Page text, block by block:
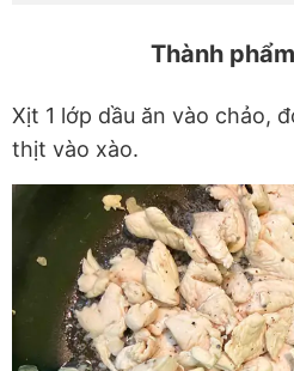
Thành
Xịt 1 lớp dầu ăn vào chảo,
thịt vào xào.